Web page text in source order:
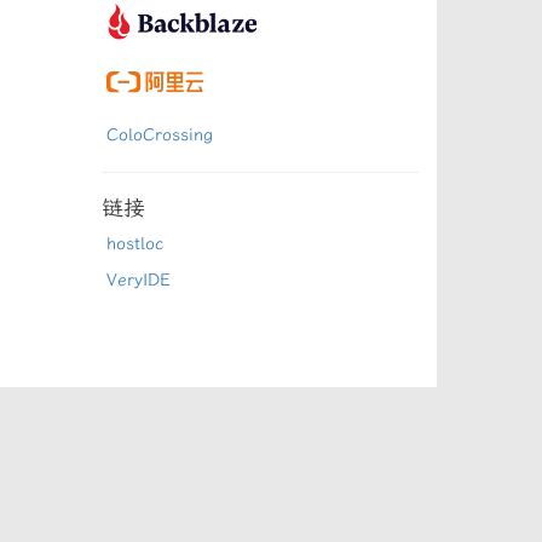
ColoCrossing
链接
hostloc
VeryIDE